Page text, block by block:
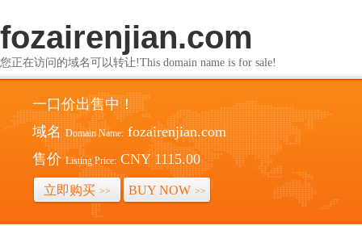
fozairenjian.com
您正在访问的域名可以转让!This domain name is for sale!
一口价出售中！
域名 Domain Name: fozairenjian.com
售价 Listing Price: CNY 1115.00
立即购买 >> BUY NOW >>